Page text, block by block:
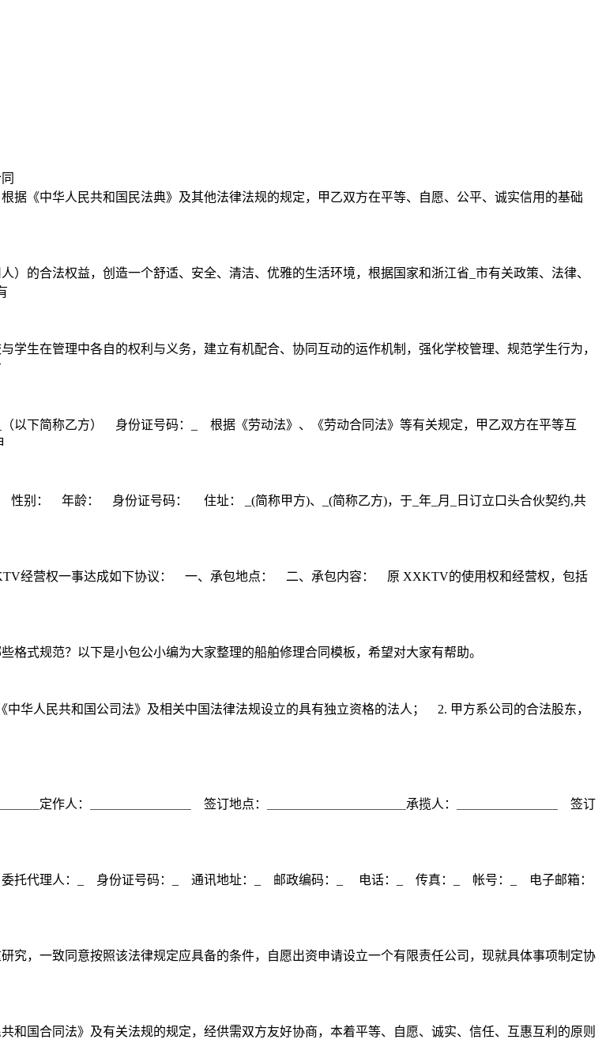
中华人民共和国民法典》及其他法律法规的规定，甲乙双方在平等、自愿、公平、诚实信用的基础
的合法权益，创造一个舒适、安全、清洁、优雅的生活环境，根据国家和浙江省_市有关政策、法律、
生在管理中各自的权利与义务，建立有机配合、协同互动的运作机制，强化学校管理、规范学生行为，
下简称乙方） 身份证号码：_ 根据《劳动法》、《劳动合同法》等有关规定，甲乙双方在平等互
： 年龄： 身份证号码： 住址： _(简称甲方)、_(简称乙方)，于_年_月_日订立口头合伙契约,共
经营权一事达成如下协议： 一、承包地点： 二、承包内容： 原 XXKTV的使用权和经营权，包括
式规范？以下是小包公小编为大家整理的船舶修理合同模板，希望对大家有帮助。
人民共和国公司法》及相关中国法律法规设立的具有独立资格的法人； 2. 甲方系公司的合法股东，
＿＿定作人：＿＿＿＿＿＿＿＿ 签订地点：＿＿＿＿＿＿＿＿＿＿＿承揽人：＿＿＿＿＿＿＿＿ 签订
托代理人：_ 身份证号码：_ 通讯地址：_ 邮政编码：_ 电话：_ 传真：_ 帐号：_ 电子邮箱：
，一致同意按照该法律规定应具备的条件，自愿出资申请设立一个有限责任公司，现就具体事项制定协
国合同法》及有关法规的规定，经供需双方友好协商，本着平等、自愿、诚实、信任、互惠互利的原则